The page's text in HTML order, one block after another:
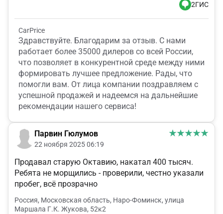
2ГИС
CarPrice
Здравствуйте. Благодарим за отзыв. С нами
работает более 35000 дилеров со всей России,
что позволяет в конкурентной среде между ними
формировать лучшее предложение. Рады, что
помогли вам. От лица компании поздравляем с
успешной продажей и надеемся на дальнейшие
рекомендации нашего сервиса!
Парвин Гюлумов
22 ноября 2025 06:19
Продавал старую Октавию, накатал 400 тысяч.
Ребята не морщились - проверили, честно указали
пробег, всё прозрачно
Россия, Московская область, Наро-Фоминск, улица
Маршала Г.К. Жукова, 52к2